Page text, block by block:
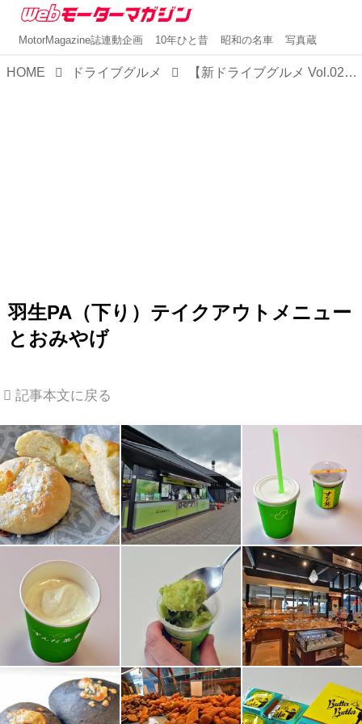
MotorMagazine誌連動企画 10年ひと昔 昭和の名車 写真蔵
HOME ドライブグルメ 【新ドライブグルメ Vol.02】東北道・羽生PA（下り）のテイクアウトメニューとおみやげ
羽生PA（下り）テイクアウトメニュー
とおみやげ
記事本文に戻る